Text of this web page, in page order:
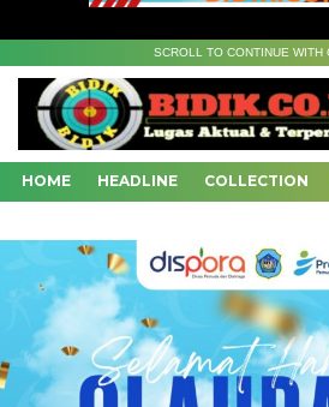
SCROLL TO CONTINUE WITH
HOME HEADLINE COLLECTION